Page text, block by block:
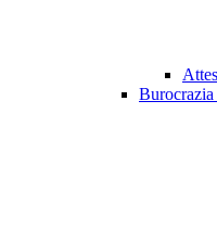
Burocrazia